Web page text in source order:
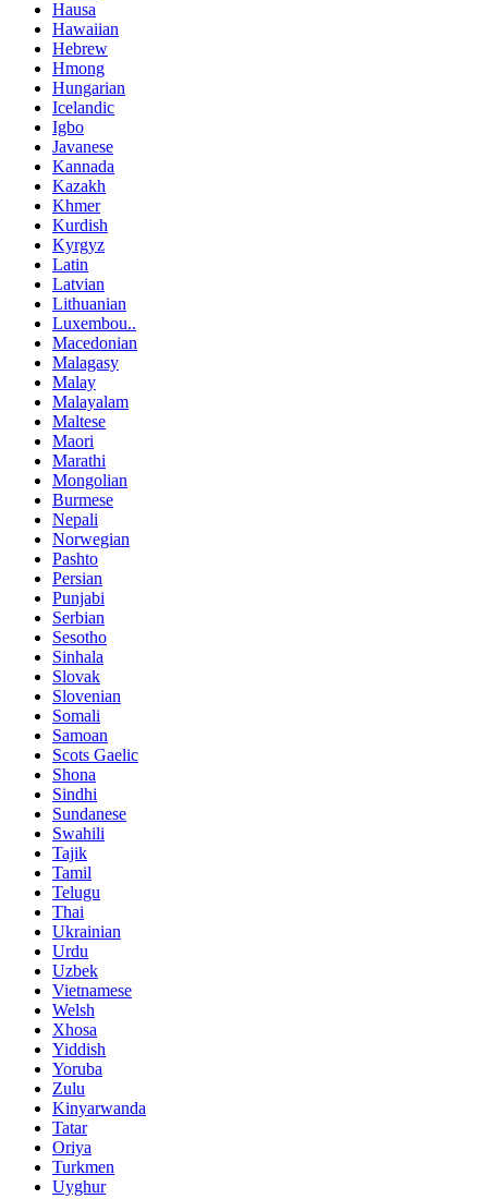
Hausa
Hawaiian
Hebrew
Hmong
Hungarian
Icelandic
Igbo
Javanese
Kannada
Kazakh
Khmer
Kurdish
Kyrgyz
Latin
Latvian
Lithuanian
Luxembou..
Macedonian
Malagasy
Malay
Malayalam
Maltese
Maori
Marathi
Mongolian
Burmese
Nepali
Norwegian
Pashto
Persian
Punjabi
Serbian
Sesotho
Sinhala
Slovak
Slovenian
Somali
Samoan
Scots Gaelic
Shona
Sindhi
Sundanese
Swahili
Tajik
Tamil
Telugu
Thai
Ukrainian
Urdu
Uzbek
Vietnamese
Welsh
Xhosa
Yiddish
Yoruba
Zulu
Kinyarwanda
Tatar
Oriya
Turkmen
Uyghur